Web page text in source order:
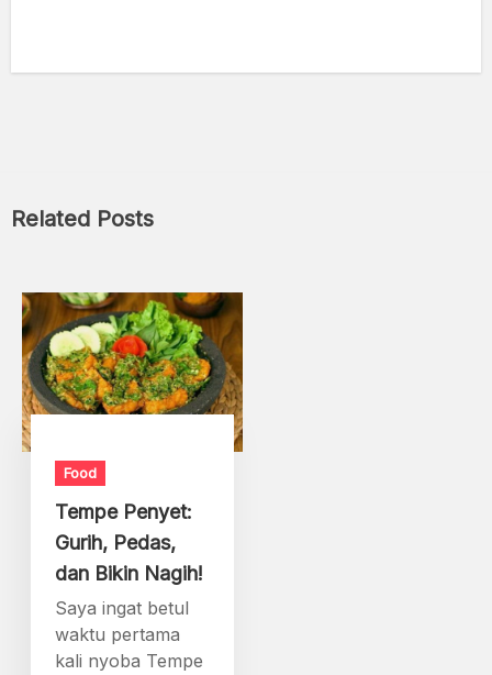
Related Posts
Food
Tempe Penyet:
Gurih, Pedas,
dan Bikin Nagih!
Saya ingat betul
waktu pertama
kali nyoba Tempe